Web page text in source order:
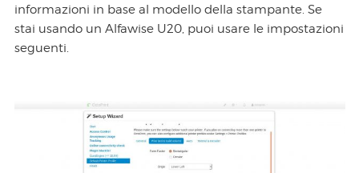
informazioni in base al modello della stampante. Se
stai usando un Alfawise U20, puoi usare le impostazioni
seguenti.